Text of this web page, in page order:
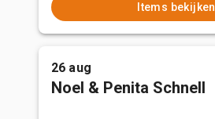
Items bekijken
26 aug
Noel & Penita Schnell